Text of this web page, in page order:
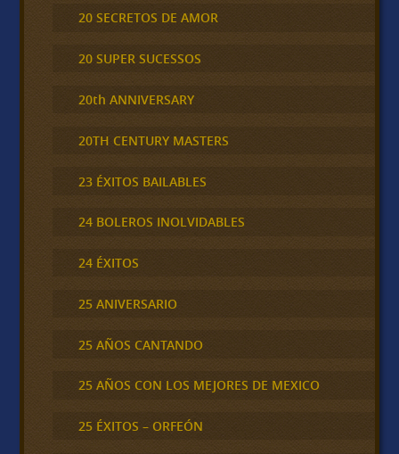
20 SECRETOS DE AMOR
20 SUPER SUCESSOS
20th ANNIVERSARY
20TH CENTURY MASTERS
23 ÉXITOS BAILABLES
24 BOLEROS INOLVIDABLES
24 ÉXITOS
25 ANIVERSARIO
25 AÑOS CANTANDO
25 AÑOS CON LOS MEJORES DE MEXICO
25 ÉXITOS – ORFEÓN